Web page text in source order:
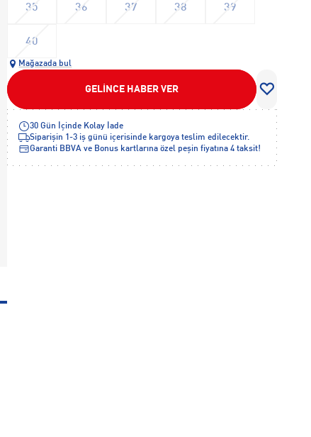
35 36 37 38 39
40
Mağazada bul
GELİNCE HABER VER
30 Gün İçinde Kolay İade
Siparişin 1-3 iş günü içerisinde kargoya teslim edilecektir.
Garanti BBVA ve Bonus kartlarına özel peşin fiyatına 4 taksit!